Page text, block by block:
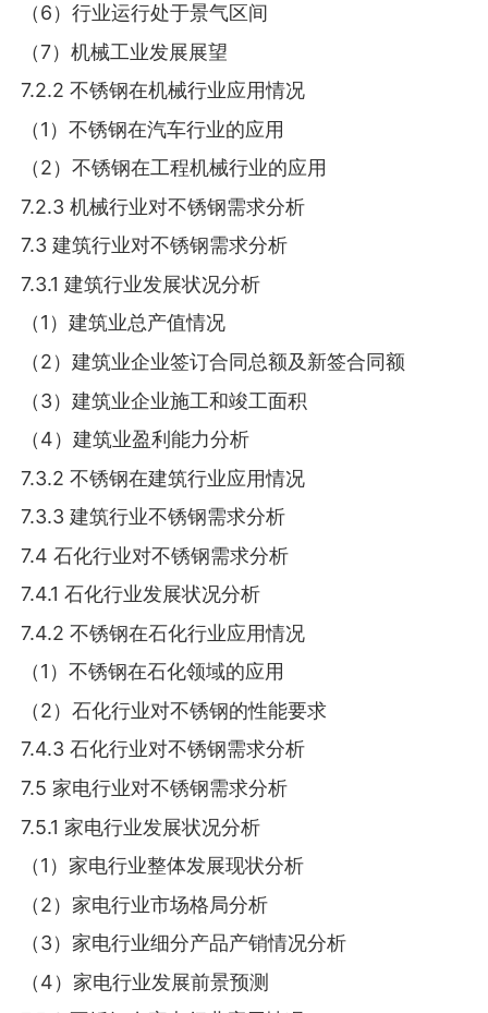
（6）行业运行处于景气区间
（7）机械工业发展展望
7.2.2 不锈钢在机械行业应用情况
（1）不锈钢在汽车行业的应用
（2）不锈钢在工程机械行业的应用
7.2.3 机械行业对不锈钢需求分析
7.3 建筑行业对不锈钢需求分析
7.3.1 建筑行业发展状况分析
（1）建筑业总产值情况
（2）建筑业企业签订合同总额及新签合同额
（3）建筑业企业施工和竣工面积
（4）建筑业盈利能力分析
7.3.2 不锈钢在建筑行业应用情况
7.3.3 建筑行业不锈钢需求分析
7.4 石化行业对不锈钢需求分析
7.4.1 石化行业发展状况分析
7.4.2 不锈钢在石化行业应用情况
（1）不锈钢在石化领域的应用
（2）石化行业对不锈钢的性能要求
7.4.3 石化行业对不锈钢需求分析
7.5 家电行业对不锈钢需求分析
7.5.1 家电行业发展状况分析
（1）家电行业整体发展现状分析
（2）家电行业市场格局分析
（3）家电行业细分产品产销情况分析
（4）家电行业发展前景预测